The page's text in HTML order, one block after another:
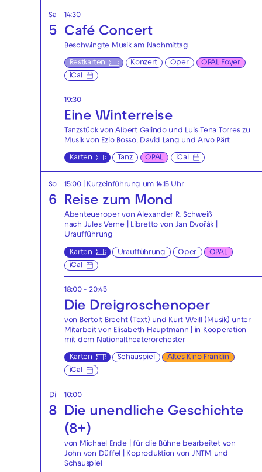
Sa
5
14:30
Café Concert
Beschwingte Musik am Nachmittag
Restkarten Konzert Oper
OPAL Foyer
iCal
19:30
Eine Winterreise
Tanzstück von Albert Galindo und Luis Tena Torres zu
Musik von Ezio Bosso, David Lang und Arvo Pärt
Karten Tanz OPAL iCal
So
6
15:00 | Kurzeinführung um 14.15 Uhr
Reise zum Mond
Abenteueroper von Alexander R. Schweiß
nach Jules Verne | Libretto von Jan Dvořák |
Uraufführung
Karten Uraufführung Oper
OPAL
iCal
18:00 - 20:45
Die Drei­groschen­oper
von Bertolt Brecht (Text) und Kurt Weill (Musik) unter
Mitarbeit von Elisabeth Hauptmann | in Kooperation
mit dem Nationaltheaterorchester
Karten Schauspiel
Altes Kino Franklin
iCal
Di
8
10:00
Die unendliche Geschichte
(8+)
von Michael Ende | für die Bühne bearbeitet von
John von Düffel | Koproduktion von JNTM und
Schauspiel